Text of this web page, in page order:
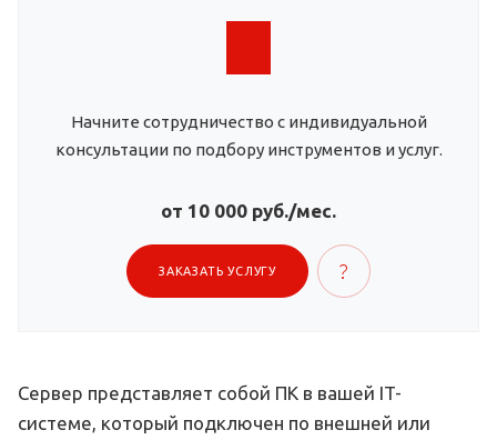
Начните сотрудничество с индивидуальной
консультации по подбору инструментов и услуг.
от 10 000 руб./мес.
ЗАКАЗАТЬ УСЛУГУ
Сервер представляет собой ПК в вашей IT-
системе, который подключен по внешней или